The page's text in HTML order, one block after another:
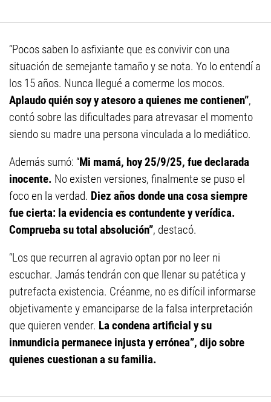
“Pocos saben lo asfixiante que es convivir con una
situación de semejante tamaño y se nota. Yo lo entendí a
los 15 años. Nunca llegué a comerme los mocos.
Aplaudo quién soy y atesoro a quienes me contienen”,
contó sobre las dificultades para atrevasar el momento
siendo su madre una persona vinculada a lo mediático.
Además sumó: “Mi mamá, hoy 25/9/25, fue declarada
inocente. No existen versiones, finalmente se puso el
foco en la verdad. Diez años donde una cosa siempre
fue cierta: la evidencia es contundente y verídica.
Comprueba su total absolución”, destacó.
“Los que recurren al agravio optan por no leer ni
escuchar. Jamás tendrán con que llenar su patética y
putrefacta existencia. Créanme, no es difícil informarse
objetivamente y emanciparse de la falsa interpretación
que quieren vender. La condena artificial y su
inmundicia permanece injusta y errónea”, dijo sobre
quienes cuestionan a su familia.